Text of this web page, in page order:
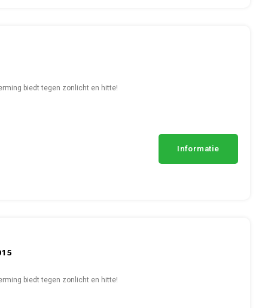
biedt tegen zonlicht en hitte!
Informatie
biedt tegen zonlicht en hitte!